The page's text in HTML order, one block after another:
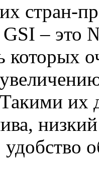
стран-
– это
которых
их
низкий